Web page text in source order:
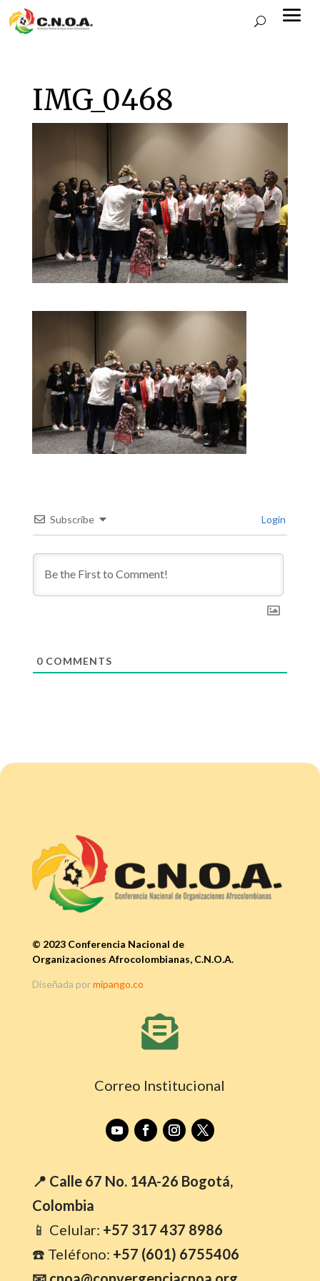
IMG_0468
Subscribe Login
0COMMENTS
© 2023 Conferencia Nacional de
Organizaciones Afrocolombianas, C.N.O.A.
Diseñada pormipango.co

Correo Institucional
📍 Calle 67 No. 14A-26 Bogotá,
Colombia
📱 Celular: +57 317 437 8986
☎️ Teléfono: +57 (601) 6755406